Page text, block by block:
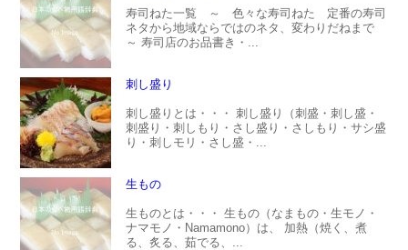
寿司ねた一覧 ～ 色々な寿司ねた 定番の寿司
ネタから地域ならではのネタ、変わりだねまで
～ 寿司店のお品書き・...
刺し盛り
刺し盛りとは・・・ 刺し盛り（刺盛・刺し盛・
刺盛り・刺しもり・さし盛り・さしもり・サシ盛
り・刺しモリ・さし盛・...
生もの
生ものとは・・・ 生もの（なまもの・生モノ・
ナマモノ・Namamono）は、 加熱（焼く、煮
る、炙る、茹でる、...